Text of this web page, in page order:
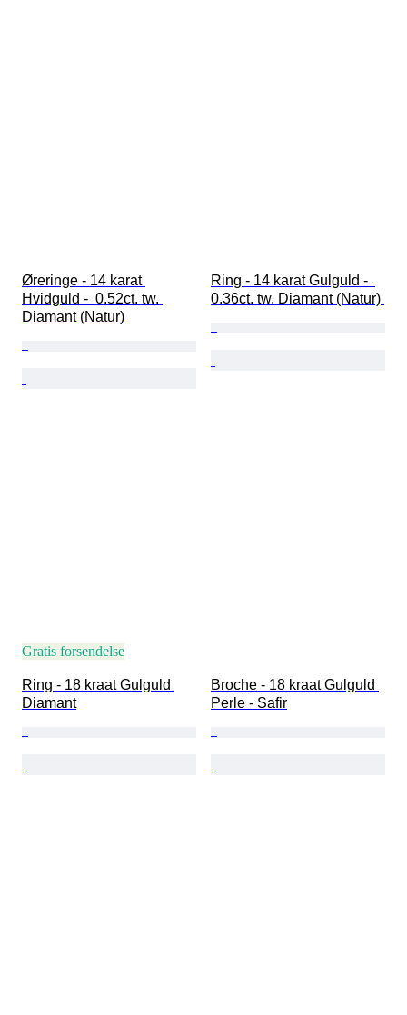
Øreringe - 14 karat
Hvidguld -  0.52ct. tw.
Diamant (Natur)
Ring - 14 karat Gulguld -
0.36ct. tw. Diamant (Natur)
Gratis forsendelse
Ring - 18 kraat Gulguld
Diamant
Broche - 18 kraat Gulguld
Perle - Safir